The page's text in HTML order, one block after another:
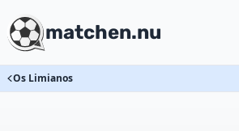
matchen.nu
Os Limianos